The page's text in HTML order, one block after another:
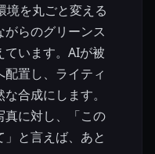
を丸ごと変える
らのグリーンス
ています。AIが被
置し、ライティ
合成にします。
真に対し、「この
と言えば、あと